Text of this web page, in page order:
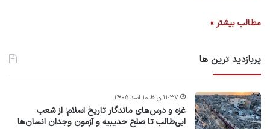
مطالب بیشتر »
پربازدید ترین ها
غزه و درس‌های ماندگار تاریخ اسلام؛ از شعب
ابی‌طالب تا صلح حدیبیه و آزمون وجدان انسان‌ها
۱۱:۳۷ ق.ظ ۱۰ اسد ۱۴۰۵